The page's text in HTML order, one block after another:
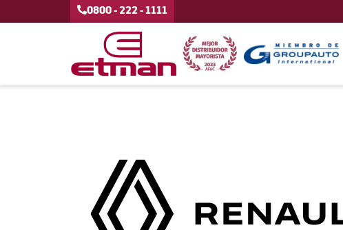
0800 - 222 - 1111